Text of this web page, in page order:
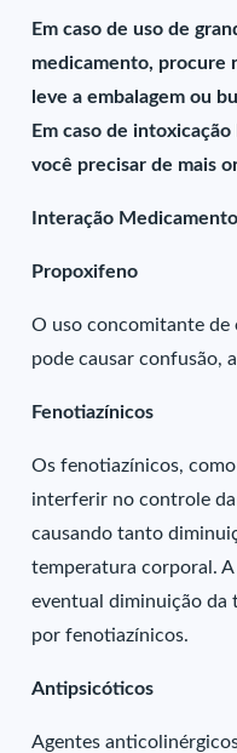
Em caso de uso de
medicamento, procure
leve a embalagem ou
Em caso de
você precisar de mais
Interação
Propoxifeno
O uso concomitante
pode causar confusão,
Fenotiazínicos
Os fenotiazínicos,
interferir no controle
causando tanto
temperatura corporal.
eventual diminuição da
por fenotiazínicos.
Antipsicóticos
Agentes